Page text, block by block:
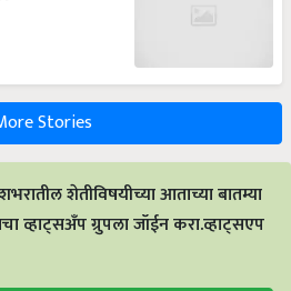
Stories
शेतीविषयीच्या आताच्या बातम्या
व्हाट्सअँप ग्रुपला जॉईन करा.व्हाट्सएप